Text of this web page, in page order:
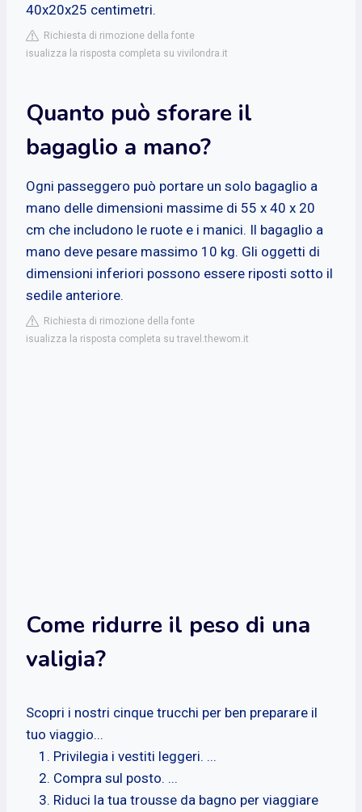
40x20x25 centimetri.
Richiesta di rimozione della fonte
isualizza la risposta completa su vivilondra.it
Quanto può sforare il
bagaglio a mano?
Ogni passeggero può portare un solo bagaglio a
mano delle dimensioni massime di 55 x 40 x 20
cm che includono le ruote e i manici. Il bagaglio a
mano deve pesare massimo 10 kg. Gli oggetti di
dimensioni inferiori possono essere riposti sotto il
sedile anteriore.
Richiesta di rimozione della fonte
isualizza la risposta completa su travel.thewom.it
Come ridurre il peso di una
valigia?
Scopri i nostri cinque trucchi per ben preparare il
tuo viaggio...
Privilegia i vestiti leggeri. ...
Compra sul posto. ...
Riduci la tua trousse da bagno per viaggiare